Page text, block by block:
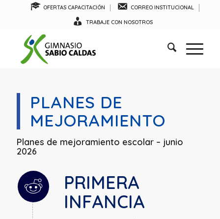
OFERTAS CAPACITACIÓN CORREO INSTITUCIONAL
TRABAJE CON NOSOTROS
PLANES DE
MEJORAMIENTO
Planes de mejoramiento escolar – junio
2026
PRIMERA
INFANCIA